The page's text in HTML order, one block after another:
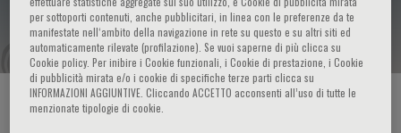
malformazioni congenite
HOME PAGE / CURSOS Y EVENTOS
per sottoporti contenuti, anche pubblicitari, in linea con le preferenze da te
manifestate nell‘ambito della navigazione in rete su questo e su altri siti ed
automaticamente rilevate (profilazione). Se vuoi saperne di più clicca su
Cookie policy. Per inibire i Cookie funzionali, i Cookie di prestazione, i Cookie
di pubblicità mirata e/o i cookie di specifiche terze parti clicca su
INFORMAZIONI AGGIUNTIVE. Cliccando ACCETTO acconsenti all’uso di tutte le
menzionate tipologie di cookie.